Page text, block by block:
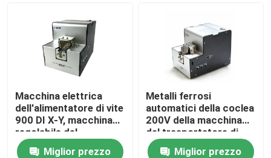
Macchina elettrica
dell'alimentatore di vite
900 DI X-Y, macchina
regolabile del
trasportatore di vite
Miglior prezzo
Metalli ferrosi
automatici della coclea
200V della macchina
del trasportatore di
vite
Miglior prezzo